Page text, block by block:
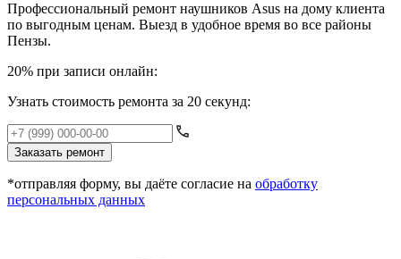
Профессиональный ремонт наушников Asus на дому клиента
по выгодным ценам. Выезд в удобное время во все районы
Пензы.
20% при записи онлайн:
Узнать стоимость ремонта за 20 секунд:
Заказать ремонт
*отправляя форму, вы даёте согласие на обработку
персональных данных